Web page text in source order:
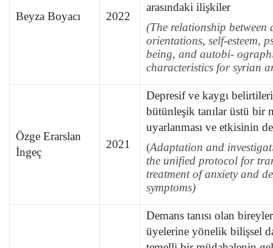
Beyza Boyacı 2022
arasındaki ilişkiler
(The relationship between
orientations, self-esteem,
being, and autobi-
characteristics for syrian
Özge Erarslan
İngeç
2021
Depresif ve kaygı
bütünleşik tanılar üstü bir
uyarlanması ve etkisinin
(Adaptation and
the unified protocol for
treatment of anxiety and
symptoms)
Demans tanısı olan
üyelerine yönelik bilişsel